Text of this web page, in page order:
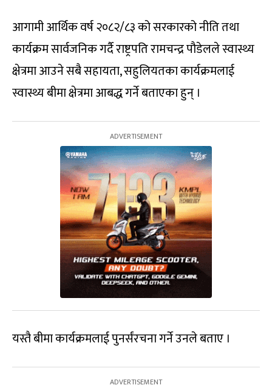
आगामी आर्थिक वर्ष २०८२/८३ को सरकारको नीति तथा
कार्यक्रम सार्वजनिक गर्दै राष्ट्रपति रामचन्द्र पौडेलले स्वास्थ्य
क्षेत्रमा आउने सबै सहायता, सहुलियतका कार्यक्रमलाई
स्वास्थ्य बीमा क्षेत्रमा आबद्ध गर्ने बताएका हुन् ।
यस्तै बीमा कार्यक्रमलाई पुनर्संरचना गर्ने उनले बताए ।